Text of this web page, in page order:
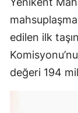
edilen ilk
değeri 194